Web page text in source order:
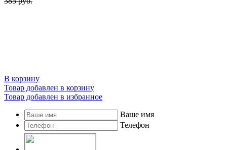
В корзину
Товар добавлен в корзину
Товар добавлен в избранное
Ваше имя
Телефон